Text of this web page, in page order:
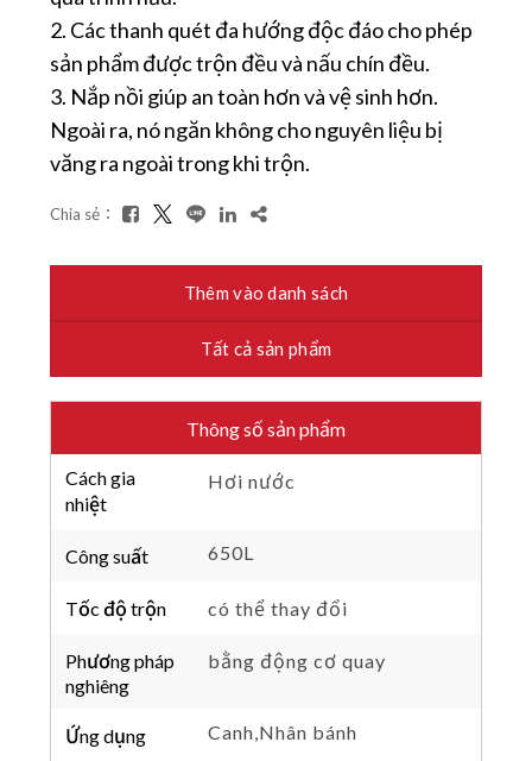
2. Các thanh quét đa hướng độc đáo cho phép
sản phẩm được trộn đều và nấu chín đều.
3. Nắp nồi giúp an toàn hơn và vệ sinh hơn.
Ngoài ra, nó ngăn không cho nguyên liệu bị
văng ra ngoài trong khi trộn.
Chia sẻ：
Thêm vào danh sách
Tất cả sản phẩm
Thông số sản phẩm
Cách gia
nhiệt
Hơi nước
Công suất 650L
Tốc độ trộn có thể thay đổi
Phương pháp
nghiêng
bằng động cơ quay
Ứng dụng Canh,Nhân bánh